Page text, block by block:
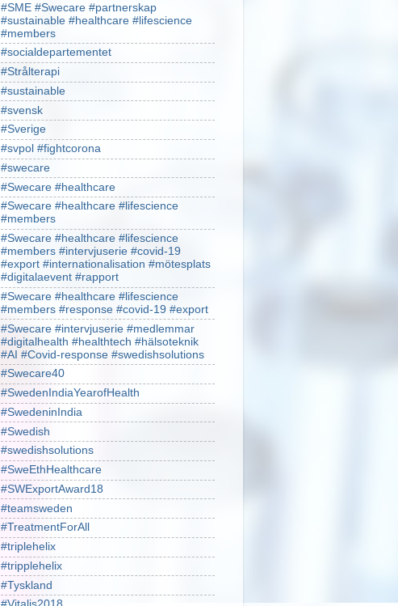
#SME #Swecare #partnerskap
#sustainable #healthcare #lifescience
#members
#socialdepartementet
#Strålterapi
#sustainable
#svensk
#Sverige
#svpol #fightcorona
#swecare
#Swecare #healthcare
#Swecare #healthcare #lifescience
#members
#Swecare #healthcare #lifescience
#members #intervjuserie #covid-19
#export #internationalisation #mötesplats
#digitalaevent #rapport
#Swecare #healthcare #lifescience
#members #response #covid-19 #export
#Swecare #intervjuserie #medlemmar
#digitalhealth #healthtech #hälsoteknik
#AI #Covid-response #swedishsolutions
#Swecare40
#SwedenIndiaYearofHealth
#SwedeninIndia
#Swedish
#swedishsolutions
#SweEthHealthcare
#SWExportAward18
#teamsweden
#TreatmentForAll
#triplehelix
#tripplehelix
#Tyskland